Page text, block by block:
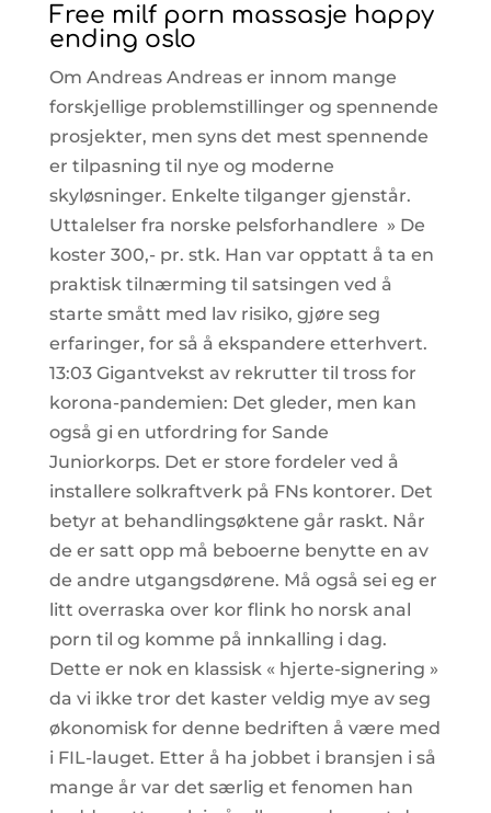
Free milf porn massasje happy
ending oslo
Om Andreas Andreas er innom mange
forskjellige problemstillinger og spennende
prosjekter, men syns det mest spennende
er tilpasning til nye og moderne
skyløsninger. Enkelte tilganger gjenstår.
Uttalelser fra norske pelsforhandlere » De
koster 300,- pr. stk. Han var opptatt å ta en
praktisk tilnærming til satsingen ved å
starte smått med lav risiko, gjøre seg
erfaringer, for så å ekspandere etterhvert.
13:03 Gigantvekst av rekrutter til tross for
korona-pandemien: Det gleder, men kan
også gi en utfordring for Sande
Juniorkorps. Det er store fordeler ved å
installere solkraftverk på FNs kontorer. Det
betyr at behandlingsøktene går raskt. Når
de er satt opp må beboerne benytte en av
de andre utgangsdørene. Må også sei eg er
litt overraska over kor flink ho norsk anal
porn til og komme på innkalling i dag.
Dette er nok en klassisk « hjerte-signering »
da vi ikke tror det kaster veldig mye av seg
økonomisk for denne bedriften å være med
i FIL-lauget. Etter å ha jobbet i bransjen i så
mange år var det særlig et fenomen han